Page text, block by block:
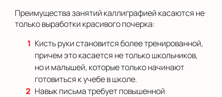
Преимущества занятий каллиграфией касаются не
только выработки красивого почерка:
Кисть руки становится более тренированной,
причем это касается не только школьников,
но и малышей, которые только начинают
готовиться к учебе в школе.
Навык письма требует повышенной